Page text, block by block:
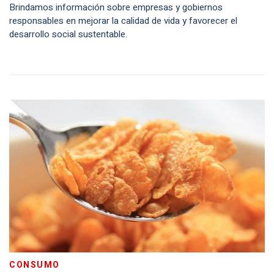
Brindamos información sobre empresas y gobiernos
responsables en mejorar la calidad de vida y favorecer el
desarrollo social sustentable.
CONSUMO